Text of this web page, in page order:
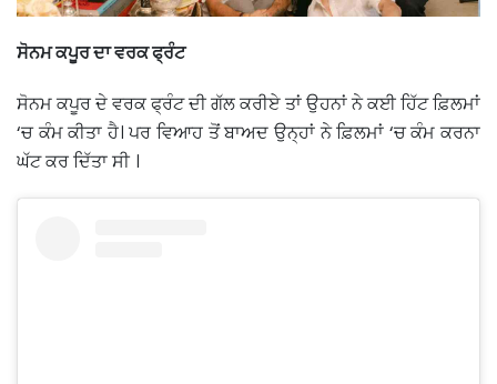
ਸੋਨਮ ਕਪੂਰ ਦਾ ਵਰਕ ਫ੍ਰੰਟ
ਸੋਨਮ ਕਪੂਰ ਦੇ ਵਰਕ ਫ੍ਰੰਟ ਦੀ ਗੱਲ ਕਰੀਏ ਤਾਂ ਉਹਨਾਂ ਨੇ ਕਈ ਹਿੱਟ ਫ਼ਿਲਮਾਂ
‘ਚ ਕੰਮ ਕੀਤਾ ਹੈ। ਪਰ ਵਿਆਹ ਤੋਂ ਬਾਅਦ ਉਨ੍ਹਾਂ ਨੇ ਫ਼ਿਲਮਾਂ ‘ਚ ਕੰਮ ਕਰਨਾ
ਘੱਟ ਕਰ ਦਿੱਤਾ ਸੀ ।